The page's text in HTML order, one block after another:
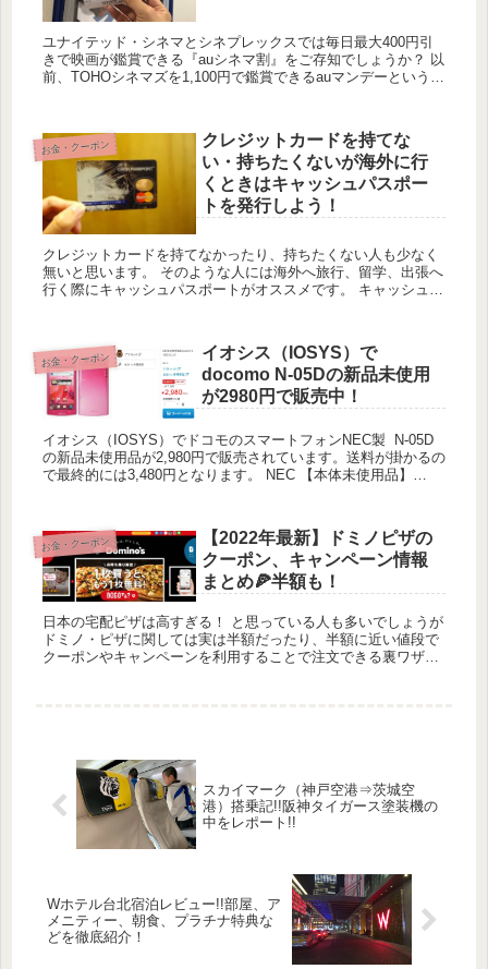
ユナイテッド・シネマとシネプレックスでは毎日最大400円引
きで映画が鑑賞できる『auシネマ割』をご存知でしょうか？ 以
前、TOHOシネマズを1,100円で鑑賞できるauマンデーという月
お金・クーポン
クレジットカードを持てな
い・持ちたくないが海外に行
くときはキャッシュパスポー
トを発行しよう！
クレジットカードを持てなかったり、持ちたくない人も少なく
無いと思います。 そのような人には海外へ旅行、留学、出張へ
行く際にキャッシュパスポートがオススメです。 キャッシュパ
お金・クーポン
イオシス（IOSYS）で
docomo N-05Dの新品未使用
が2980円で販売中！
イオシス（IOSYS）でドコモのスマートフォンNEC製 N-05D
の新品未使用品が2,980円で販売されています。送料が掛かるの
で最終的には3,480円となります。 NEC 【本体未使用品】
お金・クーポン
【2022年最新】ドミノピザの
クーポン、キャンペーン情報
まとめ🍕半額も！
日本の宅配ピザは高すぎる！ と思っている人も多いでしょうが
ドミノ・ピザに関しては実は半額だったり、半額に近い値段で
クーポンやキャンペーンを利用することで注文できる裏ワザが
スカイマーク（神戸空港⇒茨城空
港）搭乗記!!阪神タイガース塗装機の
中をレポート!!
Wホテル台北宿泊レビュー!!部屋、ア
メニティー、朝食、プラチナ特典な
どを徹底紹介！